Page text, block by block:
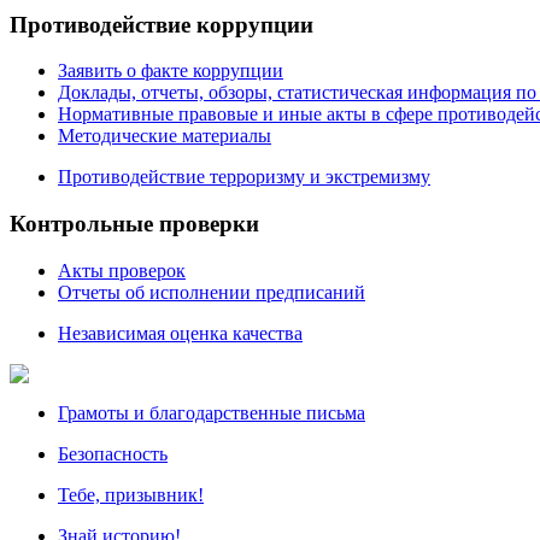
Противодействие коррупции
Заявить о факте коррупции
Доклады, отчеты, обзоры, статистическая информация
Нормативные правовые и иные акты в сфере
Методические материалы
Противодействие терроризму и экстремизму
Контрольные проверки
Акты проверок
Отчеты об исполнении предписаний
Независимая оценка качества
Грамоты и благодарственные письма
Безопасность
Тебе, призывник!
Знай историю!